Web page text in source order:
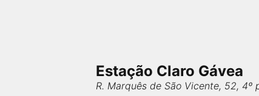
Estação Claro Gávea
R. Marquês de São Vicente, 52, 4º
é o maior localizador de
filmes e sessões de cinema no Brasil. Através dele,